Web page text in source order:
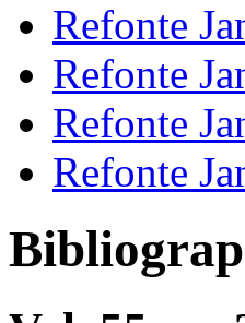
Refonte
Refonte
Refonte
Refonte